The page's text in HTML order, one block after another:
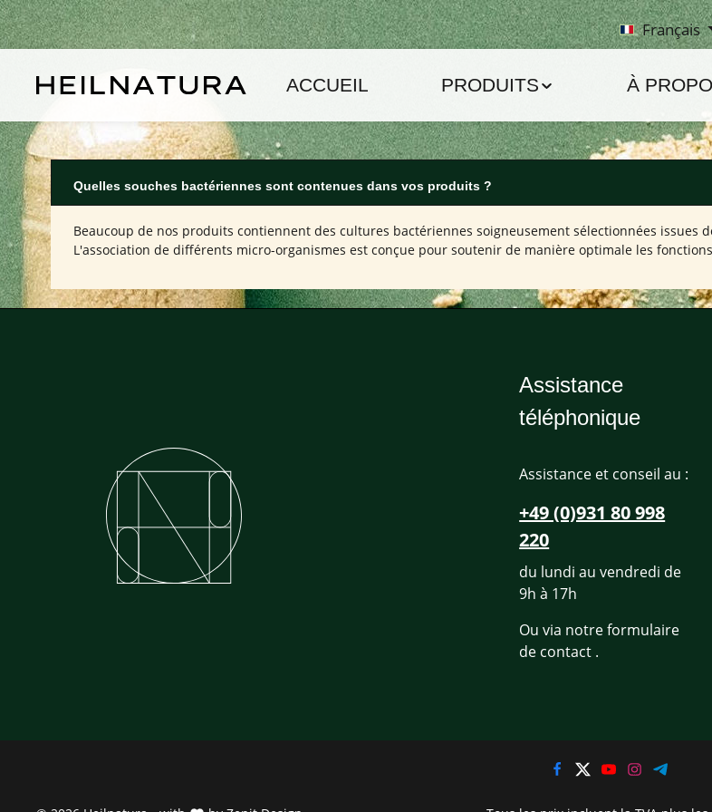
au contenu principal
Passer à la navigation principale Français
ACCUEIL PRODUITS À
Quelles souches bactériennes sont contenues dans vos produits ?
Beaucoup de nos produits contiennent des cultures bactériennes soigneusement sélectionnées
L'association de différents micro-organismes est conçue pour soutenir de manière optimale les
Assistance
téléphonique
Assistance et conseil au :
+49 (0)931 80 998
220
du lundi au vendredi de
9h à 17h
Ou via notre formulaire
de contact .